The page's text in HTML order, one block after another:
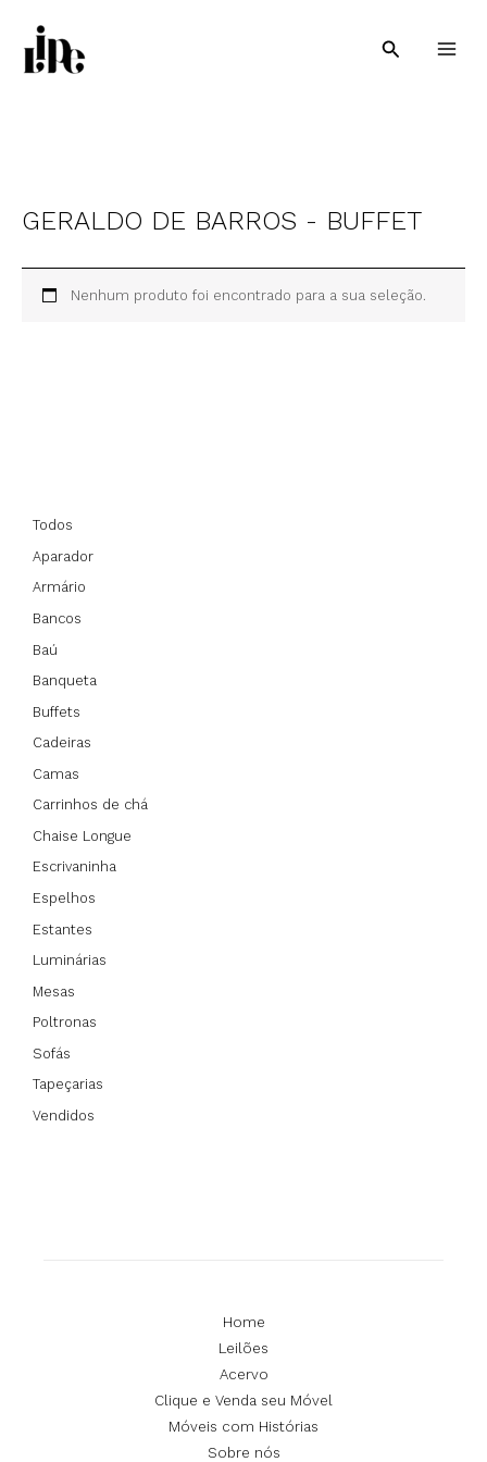
Pesquisar
Todos
Aparador
Armário
Bancos
Baú
Banqueta
Buffets
Cadeiras
Camas
Carrinhos de chá
Chaise Longue
Escrivaninha
Espelhos
Estantes
Luminárias
Mesas
Poltronas
Sofás
Tapeçarias
Vendidos
GERALDO DE BARROS - BUFFET
Nenhum produto foi encontrado para a sua seleção.
Home
Leilões
Acervo
Clique e Venda seu Móvel
Móveis com Histórias
Sobre nós